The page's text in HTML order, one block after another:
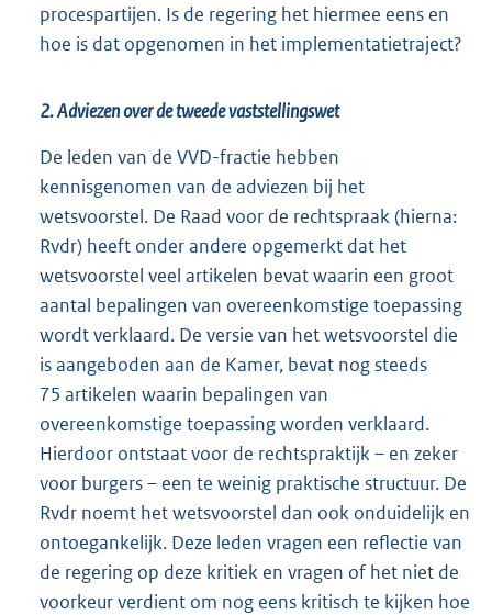
procespartijen. Is de regering het hiermee eens en
hoe is dat opgenomen in het implementatietraject?
2. Adviezen over de tweede vaststellingswet
De leden van de VVD-fractie hebben
kennisgenomen van de adviezen bij het
wetsvoorstel. De Raad voor de rechtspraak (hierna:
Rvdr) heeft onder andere opgemerkt dat het
wetsvoorstel veel artikelen bevat waarin een groot
aantal bepalingen van overeenkomstige toepassing
wordt verklaard. De versie van het wetsvoorstel die
is aangeboden aan de Kamer, bevat nog steeds
75 artikelen waarin bepalingen van
overeenkomstige toepassing worden verklaard.
Hierdoor ontstaat voor de rechtspraktijk – en zeker
voor burgers – een te weinig praktische structuur. De
Rvdr noemt het wetsvoorstel dan ook onduidelijk en
ontoegankelijk. Deze leden vragen een reflectie van
de regering op deze kritiek en vragen of het niet de
voorkeur verdient om nog eens kritisch te kijken hoe